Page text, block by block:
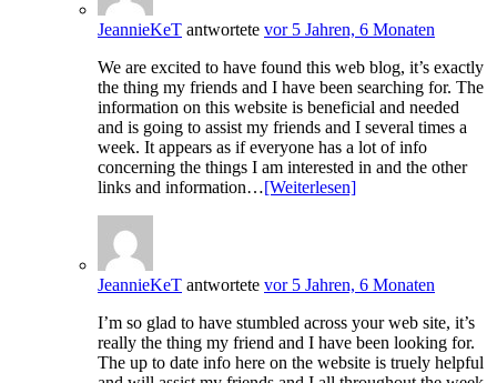
JeannieKeT antwortete vor 5 Jahren, 6 Monaten
We are excited to have found this web blog, it’s exactly
the thing my friends and I have been searching for. The
information on this website is beneficial and needed
and is going to assist my friends and I several times a
week. It appears as if everyone has a lot of info
concerning the things I am interested in and the other
links and information…[Weiterlesen]
JeannieKeT antwortete vor 5 Jahren, 6 Monaten
I’m so glad to have stumbled across your web site, it’s
really the thing my friend and I have been looking for.
The up to date info here on the website is truely helpful